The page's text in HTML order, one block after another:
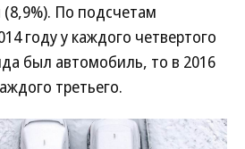
По подсчетам
году у каждого четвертого
был автомобиль, то в 2016
третьего.